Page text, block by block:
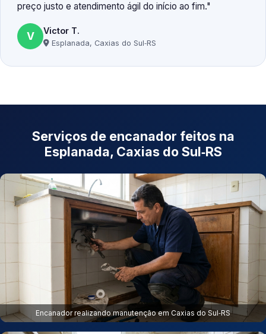
preço justo e atendimento ágil do início ao fim.
V Victor T.
Esplanada, Caxias do Sul‑RS
Serviços de encanador feitos na
Esplanada, Caxias do Sul‑RS
Encanador realizando manutenção em Caxias do Sul‑RS